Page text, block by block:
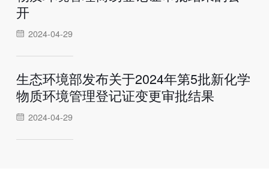
开
2024-04-29
生态环境部发布关于2024年第5批新化学
物质环境管理登记证变更审批结果
2024-04-29